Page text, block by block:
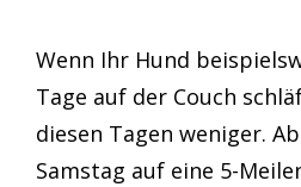
Wenn Ihr Hund
Tage auf der Couch
diesen Tagen weniger.
Samstag auf eine 5-